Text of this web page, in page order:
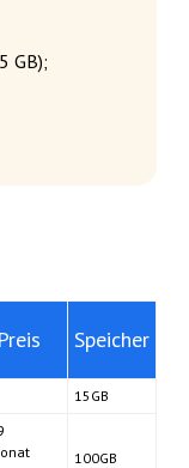
GB);
Preis Speicher
15GB
100GB